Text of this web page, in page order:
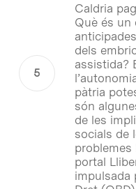
Caldria
Què és un
dels
assistida?
pàtria
són
de les
socials de
problemes
portal
impulsada